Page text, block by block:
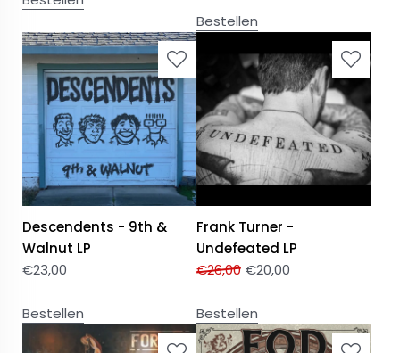
Bestellen
Descendents - 9th &
Walnut LP
€23,00
Bestellen
Frank Turner -
Undefeated LP
€26,00 €20,00
Bestellen